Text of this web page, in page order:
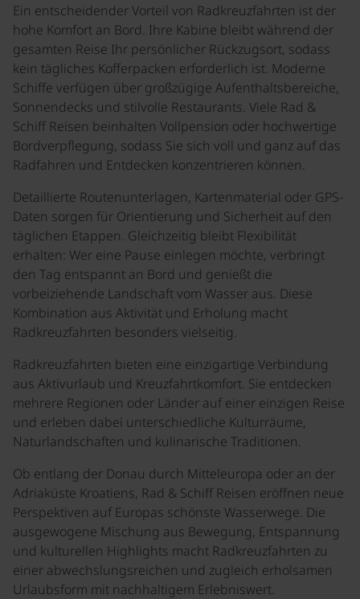
Ein entscheidender Vorteil von Radkreuzfahrten ist der
hohe Komfort an Bord. Ihre Kabine bleibt während der
gesamten Reise Ihr persönlicher Rückzugsort, sodass
kein tägliches Kofferpacken erforderlich ist. Moderne
Schiffe verfügen über großzügige Aufenthaltsbereiche,
Sonnendecks und stilvolle Restaurants. Viele Rad &
Schiff Reisen beinhalten Vollpension oder hochwertige
Bordverpflegung, sodass Sie sich voll und ganz auf das
Radfahren und Entdecken konzentrieren können.
Detaillierte Routenunterlagen, Kartenmaterial oder GPS-
Daten sorgen für Orientierung und Sicherheit auf den
täglichen Etappen. Gleichzeitig bleibt Flexibilität
erhalten: Wer eine Pause einlegen möchte, verbringt
den Tag entspannt an Bord und genießt die
vorbeiziehende Landschaft vom Wasser aus. Diese
Kombination aus Aktivität und Erholung macht
Radkreuzfahrten besonders vielseitig.
Radkreuzfahrten bieten eine einzigartige Verbindung
aus Aktivurlaub und Kreuzfahrtkomfort. Sie entdecken
mehrere Regionen oder Länder auf einer einzigen Reise
und erleben dabei unterschiedliche Kulturräume,
Naturlandschaften und kulinarische Traditionen.
Ob entlang der Donau durch Mitteleuropa oder an der
Adriaküste Kroatiens, Rad & Schiff Reisen eröffnen neue
Perspektiven auf Europas schönste Wasserwege. Die
ausgewogene Mischung aus Bewegung, Entspannung
und kulturellen Highlights macht Radkreuzfahrten zu
einer abwechslungsreichen und zugleich erholsamen
Urlaubsform mit nachhaltigem Erlebniswert.